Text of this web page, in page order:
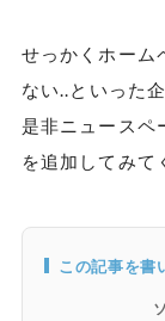
せっかくホーム
ない..といった企
是非ニュースペ
を追加してみて
この記事を書